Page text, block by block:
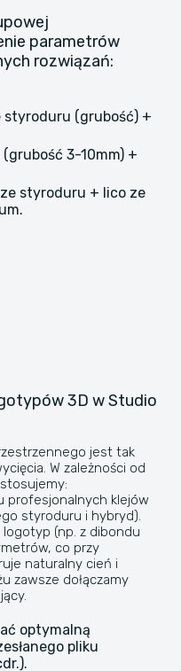
parametrów
rozwiązań:
styroduru (grubość) +
3-10mm) +
styroduru + lico ze
3D w Studio
jest tak
W zależności od
profesjonalnych klejów
styroduru i hybryd).
(np. z dibondu
co przy
naturalny cień i
zawsze dołączamy
optymalną
pliku